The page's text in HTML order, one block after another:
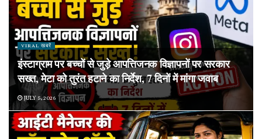
VIRAL खबरें
इंस्टाग्राम पर बच्चों से जुड़े आपत्तिजनक विज्ञापनों पर सरकार
सख्त, मेटा को तुरंत हटाने का निर्देश, 7 दिनों में मांगा जवाब
JULY 5, 2026